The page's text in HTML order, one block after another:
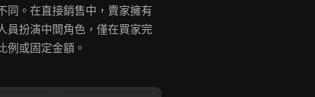
同。在直接銷售中，賣家擁有
員扮演中間角色，僅在買家完
例或固定金額。